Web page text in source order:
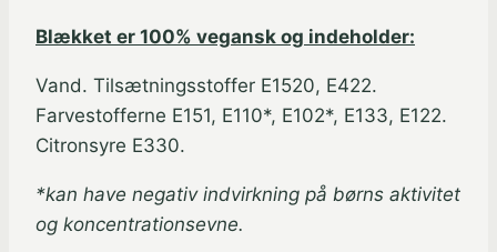
Blækket er 100% vegansk og indeholder:
Vand. Tilsætningsstoffer E1520, E422.
Farvestofferne E151, E110*, E102*, E133, E122.
Citronsyre E330.
*kan have negativ indvirkning på børns aktivitet
og koncentrationsevne.